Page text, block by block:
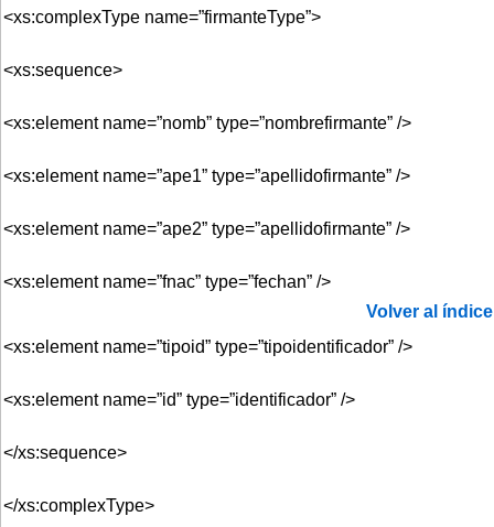
<xs:complexType name=”firmanteType”>
<xs:sequence>
<xs:element name=”nomb” type=”nombrefirmante” />
<xs:element name=”ape1” type=”apellidofirmante” />
<xs:element name=”ape2” type=”apellidofirmante” />
<xs:element name=”fnac” type=”fechan” />
Volver al índice
<xs:element name=”tipoid” type=”tipoidentificador” />
<xs:element name=”id” type=”identificador” />
</xs:sequence>
</xs:complexType>